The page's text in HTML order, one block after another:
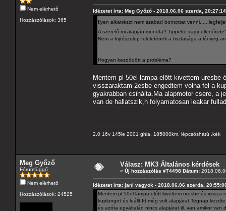
Nem elérhető
Hozzászólások: 365
Idézetet írta: Meg Győző - 2018.06.06 szerda, 20:27:14
Ilyen alkatrészt nem szabad bontottat
A szerelő mi alapján mondta? Tippelte vagy
Nem a fojtószelep felületének a tisztasága a lényeg
Hogyan kezdődött a probléma?
Mentem pl 50el lámpa előtt kivettem
visszaraktam 2esbe engedtem volna fel a
gyakrabban csinálta.Ma alapmotor csere, a
van de hallatszik,h folyamatosan leakar
2.0 16v 145le 2001 ghia, 185000km, lépcsőshátú ,kék
Meg Győző
Fórumfüggő
Nem elérhető
Hozzászólások: 24525
Válasz: MK3 Általános kérdések
« Új hozzászólás #74498 Dátum:
Idézetet írta: jani vagyok - 2018.06.06 szerda,
Mentem pl 50el lámpa előtt kivettem uresbe és
kuplungot és leállt.Itt még volt alapjárat.Tegnap
és azóta egyáltalán nincs alapjárat ill. van amikor van